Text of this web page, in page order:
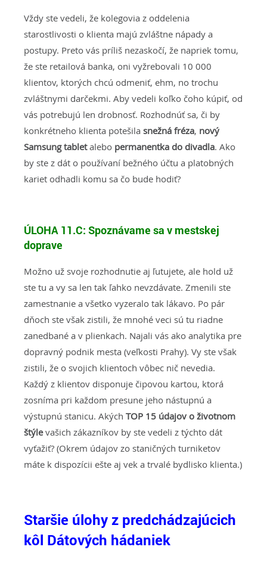
Vždy ste vedeli, že kolegovia z oddelenia
starostlivosti o klienta majú zvláštne nápady a
postupy. Preto vás príliš nezaskočí, že napriek tomu,
že ste retailová banka, oni vyžrebovali 10 000
klientov, ktorých chcú odmeniť, ehm, no trochu
zvláštnymi darčekmi. Aby vedeli koľko čoho kúpiť, od
vás potrebujú len drobnosť. Rozhodnúť sa, či by
konkrétneho klienta potešila snežná fréza, nový
Samsung tabletalebo permanentka do divadla. Ako
by ste z dát o používaní bežného účtu a platobných
kariet odhadli komu sa čo bude hodiť?
ÚLOHA 11.C: Spoznávame sa v mestskej
doprave
Možno už svoje rozhodnutie aj ľutujete, ale hold už
ste tu a vy sa len tak ľahko nevzdávate. Zmenili ste
zamestnanie a všetko vyzeralo tak lákavo. Po pár
dňoch ste však zistili, že mnohé veci sú tu riadne
zanedbané a v plienkach. Najali vás ako analytika pre
dopravný podnik mesta (veľkosti Prahy). Vy ste však
zistili, že o svojich klientoch vôbec nič nevedia.
Každý z klientov disponuje čipovou kartou, ktorá
zosníma pri každom presune jeho nástupnú a
výstupnú stanicu. Akých TOP 15 údajov o životnom
štýlevašich zákazníkov by ste vedeli z týchto dát
vyťažiť? (Okrem údajov zo staničných turniketov
máte k dispozícii ešte aj vek a trvalé bydlisko klienta.)
Staršie úlohy z predchádzajúcich
kôl Dátových hádaniek